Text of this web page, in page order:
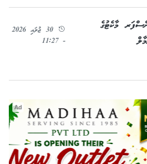
މާކެޓުގެ
30 ޖުލައި 2026
- 11:27
Ad